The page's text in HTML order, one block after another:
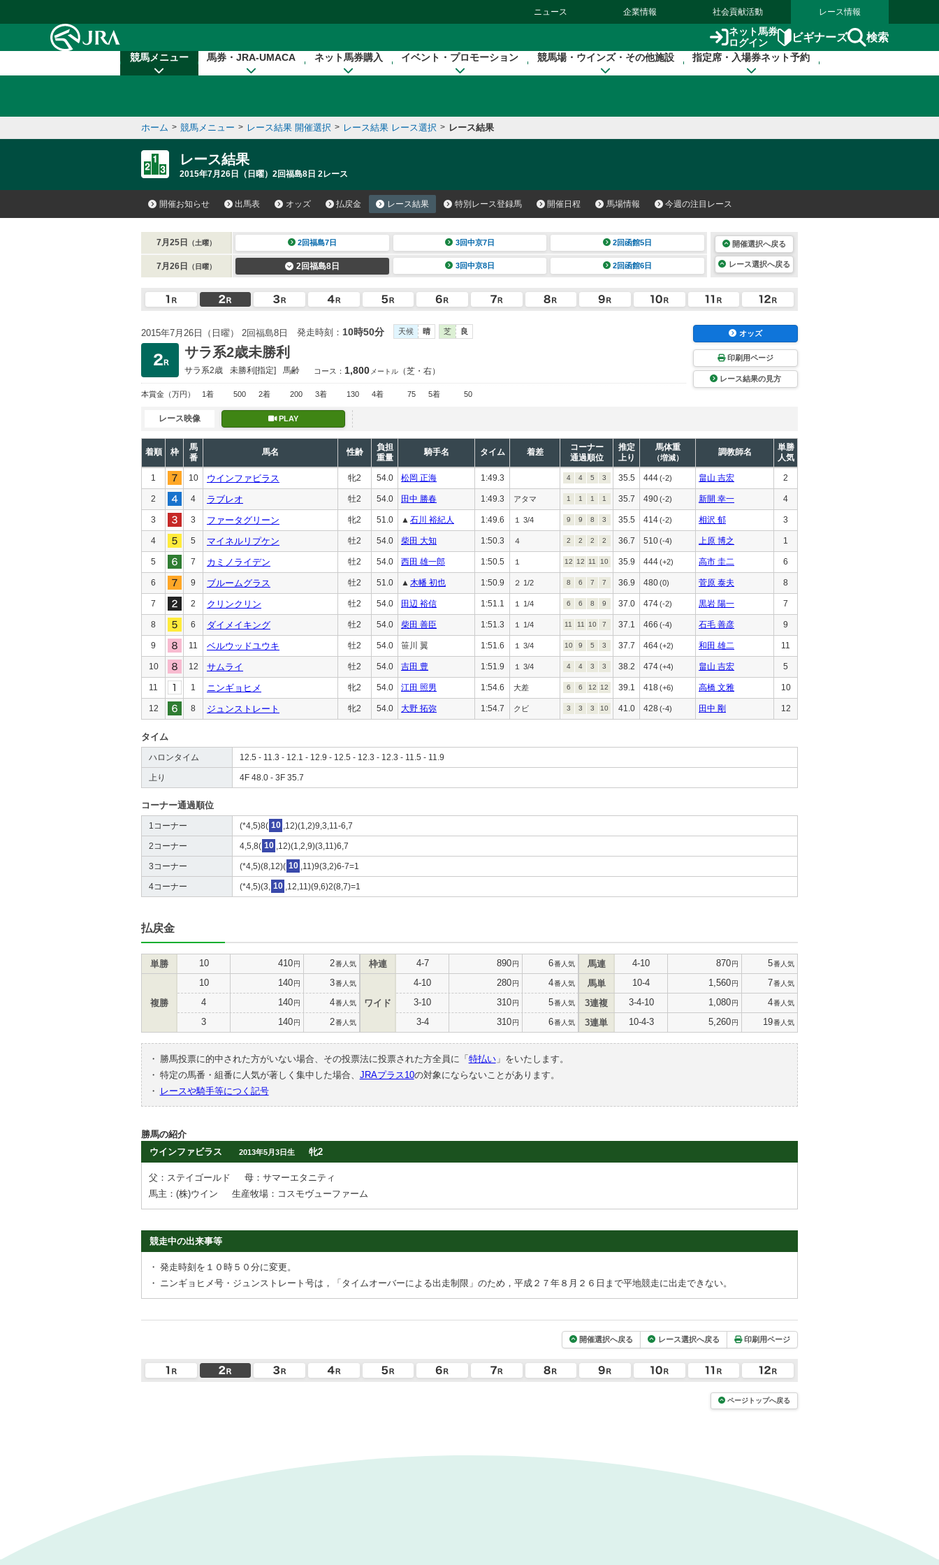
ニュース 企業情報 社会貢献活動 レース情報
ネット馬券
ログイン
ビギナーズ 検索
競馬メニュー 馬券・JRA-UMACA ネット馬券購入 イベント・プロモーション 競馬場・ウインズ・その他施設 指定席・入場券ネット予約
ホーム > 競馬メニュー > レース結果 開催選択 > レース結果 レース選択 > レース結果
レース結果
2015年7月26日（日曜）2回福島8日 2レース
開催お知らせ 出馬表 オッズ 払戻金 レース結果 特別レース登録馬 開催日程 馬場情報 今週の注目レース
7月25日 （土曜） 2回福島7日 3回中京7日 2回函館5日
7月26日 （日曜） 2回福島8日 3回中京8日 2回函館6日
開催選択へ戻る
レース選択へ戻る
2015年7月26日（日曜） 2回福島8日 発走時刻： 10時50分 天候 晴 芝 良
サラ系2歳未勝利
サラ系2歳 未勝利[指定] 馬齢 コース： 1,800 メートル （芝・右）
本賞金 （万円） 1着 500 2着 200 3着 130 4着 75 5着 50
オッズ
印刷用ページ
レース結果の見方
レース映像 PLAY
着順 枠
馬
番
馬名 性齢
負担
重量
騎手名 タイム 着差
コーナー
通過順位
推定
上り
馬体重
（増減）
調教師名
単勝
人気
1 10 ウインファビラス 牝2 54.0 松岡 正海 1:49.3 4 4 5 3 35.5 444(-2) 畠山 吉宏 2
2 4 ラブレオ 牡2 54.0 田中 勝春 1:49.3 アタマ 1 1 1 1 35.7 490(-2) 新開 幸一 4
3 3 ファータグリーン 牝2 51.0 ▲ 石川 裕紀人 1:49.6 １ 3/4 9 9 8 3 35.5 414(-2) 相沢 郁 3
4 5 マイネルリプケン 牡2 54.0 柴田 大知 1:50.3 ４ 2 2 2 2 36.7 510(-4) 上原 博之 1
5 7 カミノライデン 牡2 54.0 西田 雄一郎 1:50.5 １ 12 12 11 10 35.9 444(+2) 高市 圭二 6
6 9 ブルームグラス 牡2 51.0 ▲ 木幡 初也 1:50.9 ２ 1/2 8 6 7 7 36.9 480(0) 菅原 泰夫 8
7 2 クリンクリン 牡2 54.0 田辺 裕信 1:51.1 １ 1/4 6 6 8 9 37.0 474(-2) 黒岩 陽一 7
8 6 ダイメイキング 牡2 54.0 柴田 善臣 1:51.3 １ 1/4 11 11 10 7 37.1 466 (-4) 石毛 善彦 9
9 11 ベルウッドユウキ 牡2 54.0 笹川 翼 1:51.6 １ 3/4 10 9 5 3 37.7 464(+2) 和田 雄二 11
10 12 サムライ 牡2 54.0 吉田 豊 1:51.9 １ 3/4 4 4 3 3 38.2 474(+4) 畠山 吉宏 5
11 1 ニンギョヒメ 牝2 54.0 江田 照男 1:54.6 大差 6 6 12 12 39.1 418(+6) 高橋 文雅 10
12 8 ジュンストレート 牝2 54.0 大野 拓弥 1:54.7 クビ 3 3 3 10 41.0 428 (-4) 田中 剛 12
タイム
ハロンタイム 12.5 - 11.3 - 12.1 - 12.9 - 12.5 - 12.3 - 12.3 - 11.5 - 11.9
上り 4F 48.0 - 3F 35.7
コーナー通過順位
1コーナー (*4,5)8( 10 ,12)(1,2)9,3,11-6,7
2コーナー 4,5,8( 10 ,12)(1,2,9)(3,11)6,7
3コーナー (*4,5)(8,12)( 10 ,11)9(3,2)6-7=1
4コーナー (*4,5)(3, 10 ,12,11)(9,6)2(8,7)=1
払戻金
単勝 10 410円 2番人気
複勝
10 140円 3番人気
4 140円 4番人気
3 140円 2番人気
枠連 4-7 890円 6番人気
ワイド
4-10 280円 4番人気
3-10 310円 5番人気
3-4 310円 6番人気
馬連 4-10 870円 5番人気
馬単 10-4 1,560円 7番人気
3連複 3-4-10 1,080円 4番人気
3連単 10-4-3 5,260円 19番人気
・ 勝馬投票に的中された方がいない場合、その投票法に投票された方全員に「 特払い」をいたします。
・ 特定の馬番・組番に人気が著しく集中した場合、 JRAプラス10の対象にならないことがあります。
・
レースや騎手等につく記号
勝馬の紹介
ウインファビラス
2013年5月3日生 牝2
父：ステイゴールド
母：サマーエタニティ
馬主：(株)ウイン
生産牧場：コスモヴューファーム
競走中の出来事等
・ 発走時刻を１０時５０分に変更。
・
ニンギョヒメ号・ジュンストレート号は，「タイムオーバーによる出走制限」のため，平成２７年８月２６日まで平地競走に出走できない。
開催選択へ戻る レース選択へ戻る 印刷用ページ
ページトップへ戻る